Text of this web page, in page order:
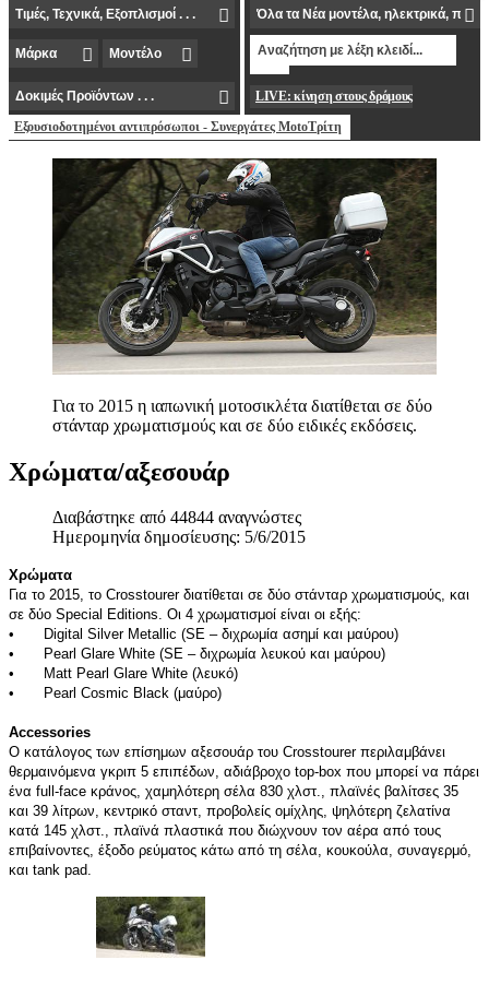
LIVE: κίνηση στους δρόμους
Εξουσιοδοτημένοι αντιπρόσωποι - Συνεργάτες MotoΤρίτη
Για το 2015 η ιαπωνική μοτοσικλέτα διατίθεται σε δύο
στάνταρ χρωματισμούς και σε δύο ειδικές εκδόσεις.
Χρώματα/αξεσουάρ
Διαβάστηκε από 44844 αναγνώστες
Ημερομηνία δημοσίευσης: 5/6/2015
Χρώματα
Για το 2015, το Crosstourer διατίθεται σε δύο στάνταρ χρωματισμούς, και
σε δύο Special Editions. Οι 4 χρωματισμοί είναι οι εξής:
•
Digital Silver Metallic (SΕ – διχρωμία ασημί και μαύρου)
•
Pearl Glare White (SΕ – διχρωμία λευκού και μαύρου)
•
Matt Pearl Glare White (λευκό)
•
Pearl Cosmic Black (μαύρο)
Accessories
Ο κατάλογος των επίσημων αξεσουάρ του Crosstourer περιλαμβάνει
θερμαινόμενα γκριπ 5 επιπέδων, αδιάβροχο top-box που μπορεί να πάρει
ένα full-face κράνος, χαμηλότερη σέλα 830 χλστ., πλαϊνές βαλίτσες 35
και 39 λίτρων, κεντρικό σταντ, προβολείς ομίχλης, ψηλότερη ζελατίνα
κατά 145 χλστ., πλαϊνά πλαστικά που διώχνουν τον αέρα από τους
επιβαίνοντες, έξοδο ρεύματος κάτω από τη σέλα, κουκούλα, συναγερμό,
και tank pad.